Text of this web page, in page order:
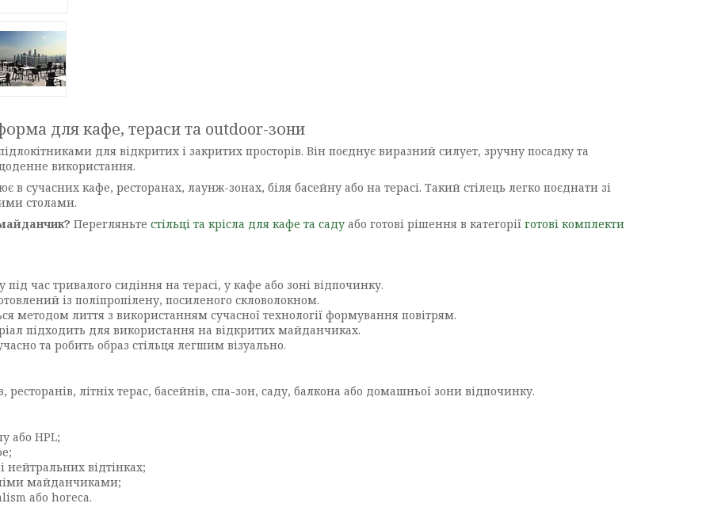
для кафе, тераси та outdoor-зони
для відкритих і закритих просторів. Він поєднує виразний силует, зручну посадку та
використання.
в сучасних кафе, ресторанах, лаунж-зонах, біля басейну або на терасі. Такий стілець легко поєднати зі
столами.
Перегляньте стільці та крісла для кафе та саду або готові рішення в категорії готові комплекти
час тривалого сидіння на терасі, у кафе або зоні відпочинку.
із поліпропілену, посиленого скловолокном.
методом лиття з використанням сучасної технології формування повітрям.
підходить для використання на відкритих майданчиках.
та робить образ стільця легшим візуально.
літніх терас, басейнів, спа-зон, саду, балкона або домашньої зони відпочинку.
або HPL;
нейтральних відтінках;
майданчиками;
або horeca.